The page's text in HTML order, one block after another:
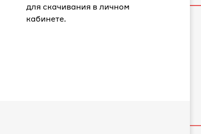
для скачивания в личном
кабинете.